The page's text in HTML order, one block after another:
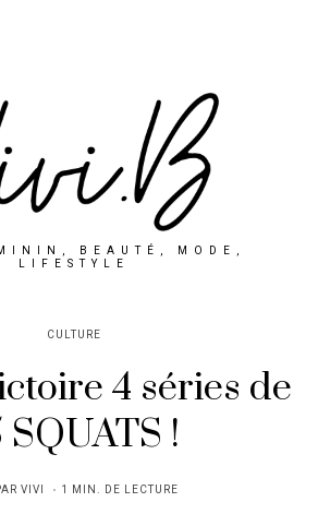
BEAUTÉ, MODE,
LIFESTYLE
CULTURE
4 séries de
SQUATS !
VIVI 1 MIN. DE LECTURE